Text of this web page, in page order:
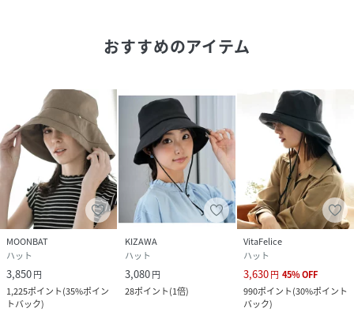
<よりお買い物をお楽しみ頂くために…>
・商品のお気に入り登録
商品のお気に入り登録していただくと、値下げなどのお得な
情報などをお客様に通知致します！
気になる商品はぜひこちらの機能をお使いください！
・再入荷リクエスト
再入荷リクエストを登録いただくことで、商品が入荷いたし
ましたらメールでお知らせいたします！
Rakuten Fashionアプリでプッシュ通知を受け取る設定を
している場合は、プッシュ通知でもお知らせいたします。
おすすめのアイテム
MOONBAT
ハット
3,850円
1,225ポイント(35%ポイン
トバック)
KIZAWA
ハット
3,080円
28ポイント(1倍)
VitaFelice
ハット
3,630円 45%OFF
990ポイント(30%ポイント
バック)